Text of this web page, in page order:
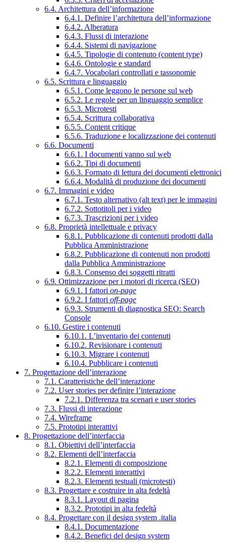
6.4. Architettura dell’informazione
6.4.1. Definire l’architettura dell’informazione
6.4.2. Alberatura
6.4.3. Flussi di interazione
6.4.4. Sistemi di navigazione
6.4.5. Tipologie di contenuto (content type)
6.4.6. Ontologie e standard
6.4.7. Vocabolari controllati e tassonomie
6.5. Scrittura e linguaggio
6.5.1. Come leggono le persone sul web
6.5.2. Le regole per un linguaggio semplice
6.5.3. Microtesti
6.5.4. Scrittura collaborativa
6.5.5. Content critique
6.5.6. Traduzione e localizzazione dei contenuti
6.6. Documenti
6.6.1. I documenti vanno sul web
6.6.2. Tipi di documenti
6.6.3. Formato di lettura dei documenti elettronici
6.6.4. Modalità di produzione dei documenti
6.7. Immagini e video
6.7.1. Testo alternativo (alt text) per le immagini
6.7.2. Sottotitoli per i video
6.7.3. Trascrizioni per i video
6.8. Proprietà intellettuale e privacy
6.8.1. Pubblicazione di contenuti prodotti dalla
Pubblica Amministrazione
6.8.2. Pubblicazione di contenuti non prodotti
dalla Pubblica Amministrazione
6.8.3. Consenso dei soggetti ritratti
6.9. Ottimizzazione per i motori di ricerca (SEO)
6.9.1. I fattori on-page
6.9.2. I fattori off-page
6.9.3. Strumenti di diagnostica SEO: Search
Console
6.10. Gestire i contenuti
6.10.1. L’inventario dei contenuti
6.10.2. Revisionare i contenuti
6.10.3. Migrare i contenuti
6.10.4. Pubblicare i contenuti
7. Progettazione dell’interazione
7.1. Caratteristiche dell’interazione
7.2. User stories per definire l’interazione
7.2.1. Differenza tra scenari e user stories
7.3. Flussi di interazione
7.4. Wireframe
7.5. Prototipi interattivi
8. Progettazione dell’interfaccia
8.1. Obiettivi dell’interfaccia
8.2. Elementi dell’interfaccia
8.2.1. Elementi di composizione
8.2.2. Elementi interattivi
8.2.3. Elementi testuali (microtesti)
8.3. Progettare e costruire in alta fedeltà
8.3.1. Layout di pagina
8.3.2. Prototipi in alta fedeltà
8.4. Progettare con il design system .italia
8.4.1. Documentazione
8.4.2. Benefici del design system